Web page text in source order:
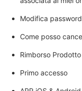
Modifica
Come posso
Rimborso Prodotto
Primo accesso